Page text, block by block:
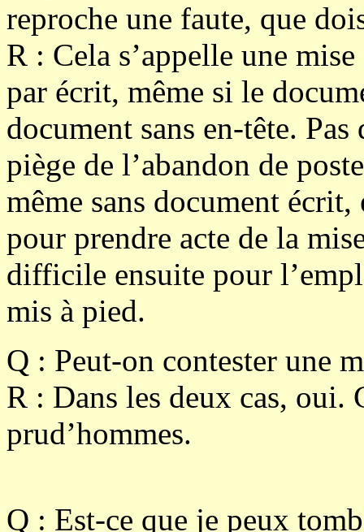
reproche une faute, que
R : Cela s’appelle une
par écrit, même si le
document sans en-tête.
piège de l’abandon de
même sans document
pour prendre acte de la
difficile ensuite pour
mis à pied.
Q : Peut-on contester une
R : Dans les deux cas, oui.
prud’hommes.
Q : Est-ce que je peux